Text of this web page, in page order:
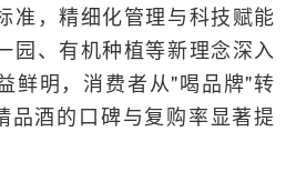
准，精细化管理与科技赋能
园、有机种植等新理念深入
鲜明，消费者从"喝品牌"转
品酒的口碑与复购率显著提